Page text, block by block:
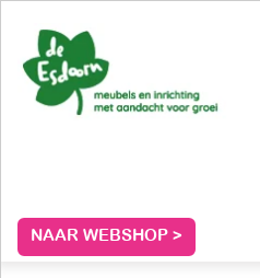
NAAR WEBSHOP >